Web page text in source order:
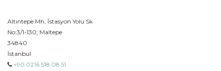
Altıntepe Mh, İstasyon Yolu Sk
No:3/1-130, Maltepe
34840
İstanbul
+90 0216 518 08 51